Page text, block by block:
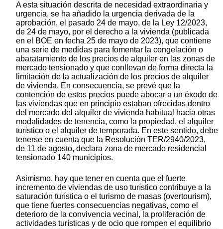
A esta situación descrita de necesidad extraordinaria y
urgencia, se ha añadido la urgencia derivada de la
aprobación, el pasado 24 de mayo, de la Ley 12/2023,
de 24 de mayo, por el derecho a la vivienda (publicada
en el BOE en fecha 25 de mayo de 2023), que contiene
una serie de medidas para fomentar la congelación o
abaratamiento de los precios de alquiler en las zonas de
mercado tensionado y que conllevan de forma directa la
limitación de la actualización de los precios de alquiler
de vivienda. En consecuencia, se prevé que la
contención de estos precios puede abocar a un éxodo de
las viviendas que en principio estaban ofrecidas dentro
del mercado del alquiler de vivienda habitual hacia otras
modalidades de tenencia, como la propiedad, el alquiler
turístico o el alquiler de temporada. En este sentido, debe
tenerse en cuenta que la Resolución TER/2940/2023,
de 11 de agosto, declara zona de mercado residencial
tensionado 140 municipios.
Asimismo, hay que tener en cuenta que el fuerte
incremento de viviendas de uso turístico contribuye a la
saturación turística o el turismo de masas (overtourism),
que tiene fuertes consecuencias negativas, como el
deterioro de la convivencia vecinal, la proliferación de
actividades turísticas y de ocio que rompen el equilibrio